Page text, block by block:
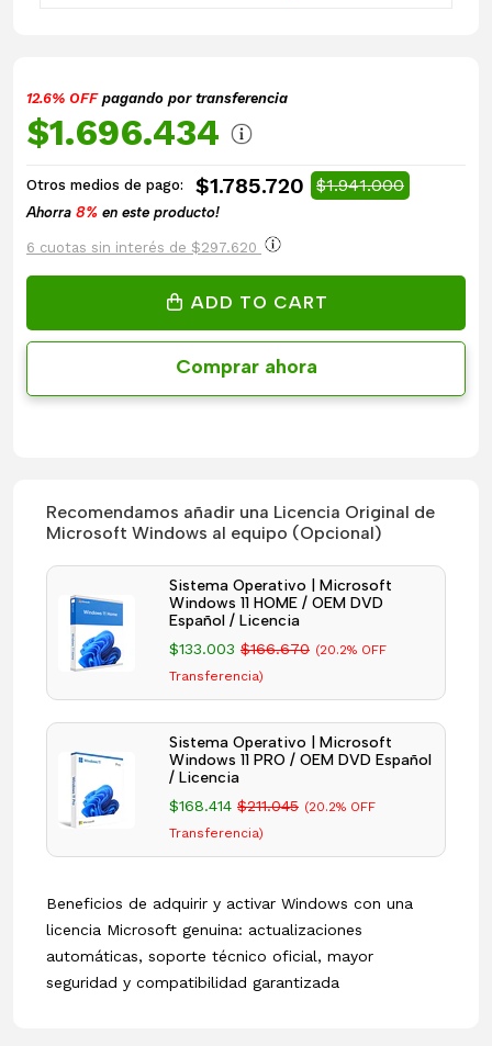
12.6% OFFpagando por transferencia
$1.696.434
Otros medios de pago: $1.785.720 $1.941.000
Ahorra 8% en este producto!
6 cuotas sin interés de $297.620
ADD TO CART
Comprar ahora
Recomendamos añadir una Licencia Original de
Microsoft Windows al equipo (Opcional)
Sistema Operativo | Microsoft
Windows 11 HOME / OEM DVD
Español / Licencia
$133.003 $166.670 (20.2% OFF
Transferencia)
Sistema Operativo | Microsoft
Windows 11 PRO / OEM DVD Español
/ Licencia
$168.414 $211.045 (20.2% OFF
Transferencia)
Beneficios de adquirir y activar Windows con una
licencia Microsoft genuina: actualizaciones
automáticas, soporte técnico oficial, mayor
seguridad y compatibilidad garantizada